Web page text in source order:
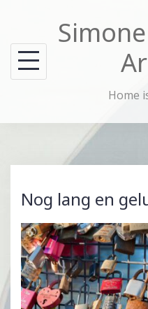
content
Home
Nog lang en